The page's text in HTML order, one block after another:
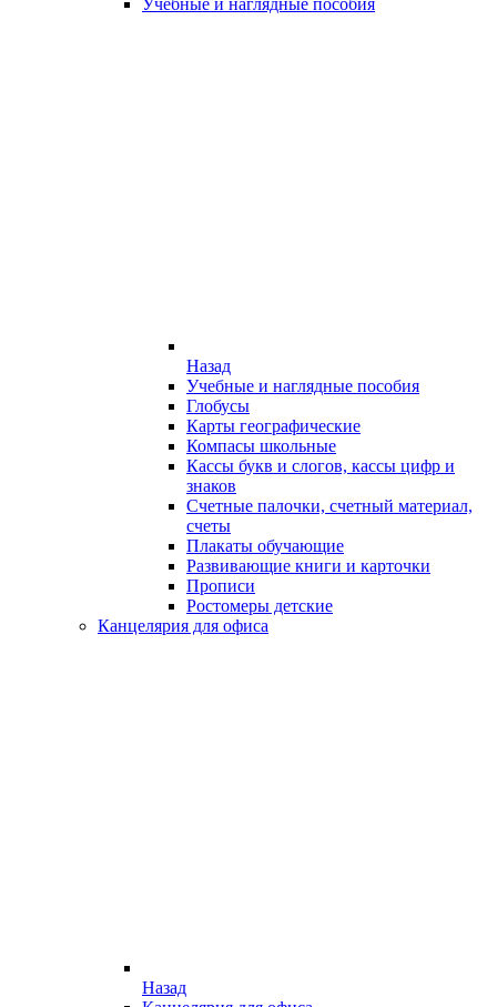
Назад
Учебные и наглядные пособия
Глобусы
Карты географические
Компасы школьные
Кассы букв и слогов, кассы цифр и
знаков
Счетные палочки, счетный материал,
счеты
Плакаты обучающие
Развивающие книги и карточки
Прописи
Ростомеры детские
Канцелярия для офиса
Назад